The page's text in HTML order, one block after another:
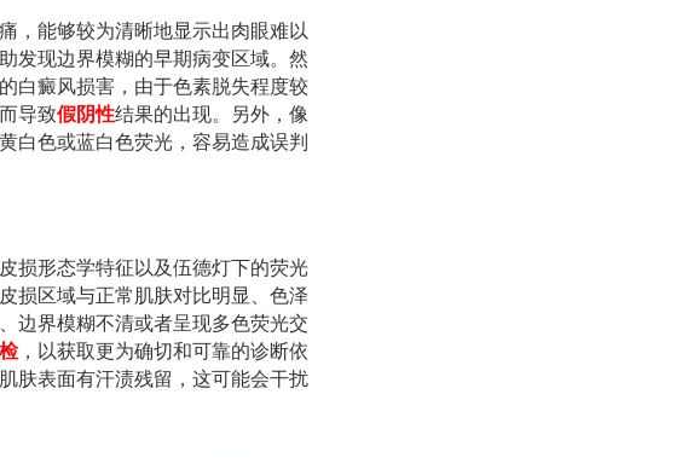
，能够较为清晰地显示出肉眼难以
发现边界模糊的早期病变区域。然
白癜风损害，由于色素脱失程度较
而导致假阴性结果的出现。另外，像
白色或蓝白色荧光，容易造成误判
损形态学特征以及伍德灯下的荧光
损区域与正常肌肤对比明显、色泽
边界模糊不清或者呈现多色荧光交
，以获取更为确切和可靠的诊断依
肤表面有汗渍残留，这可能会干扰